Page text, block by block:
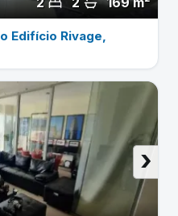
Edifício Rivage,
›